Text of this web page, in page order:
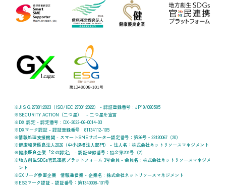
JIS Q 27001:2023（ISO/IEC 27001:2022） - 認証登録番号：JP19/080585
SECURITY ACTION（二つ星） - 二つ星を宣言
DX 認定 - 認定番号：DX-2022-06-0014-03
DXマーク認証 - 認証登録番号：81134112-105
情報処理支援機関 - スマートSMEサポーター認定番号：第36号‐23120067（20）
健康経営優良法人2026（中小規模法人部門） - 法人名：株式会社ネットリソースマネジメント
健康優良企業「金の認定」 - 認証登録番号：協金第201号（2）
地方創生SDGs官民連携プラットフォーム 3号会員 - 会員名：株式会社ネットリソースマネジメ
ント
GXリーグ参画企業 情報通信業 - 企業名：株式会社ネットリソースマネジメント
ESGマーク認証 - 認証番号：第1340008-101号